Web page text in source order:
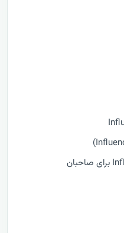
مزایای اینفلوئنسر Influencer برای صاحبان